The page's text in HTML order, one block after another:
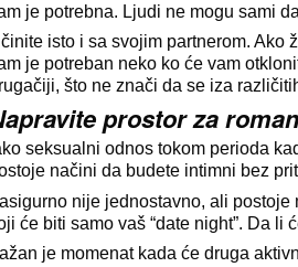
je potrebna. Ljudi ne mogu sami
isto i sa svojim partnerom. Ako
je potreban neko ko će vam
što ne znači da se iza
prostor za
seksualni odnos tokom perioda
načini da budete intimni bez
nije jednostavno, ali postoje
će biti samo vaš “date night”. Da
je momenat kada će druga